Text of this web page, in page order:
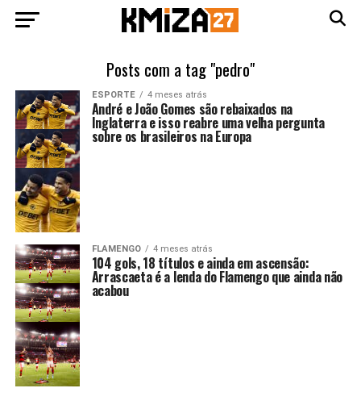
Posts com a tag "pedro"
ESPORTE 4 meses atrás
André e João Gomes são rebaixados na
Inglaterra e isso reabre uma velha pergunta
sobre os brasileiros na Europa
FLAMENGO 4 meses atrás
104 gols, 18 títulos e ainda em ascensão:
Arrascaeta é a lenda do Flamengo que ainda não
acabou